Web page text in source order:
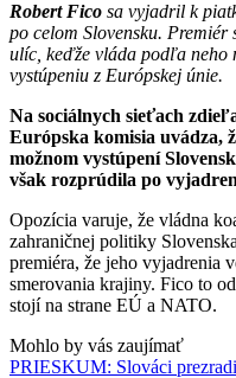
Robert Fico sa vyjadril k
po celom Slovensku.
ulíc, keďže vláda podľa neho
vystúpeniu z Európskej únie.
Na sociálnych sieťach
Európska komisia uvádza,
možnom vystúpení
však rozprúdila po
Opozícia varuje, že vládna
zahraničnej politiky
premiéra, že jeho vyjadrenia
smerovania krajiny. Fico to
stojí na strane EÚ a NATO.
Mohlo by vás zaujímať
PRIESKUM: Slováci